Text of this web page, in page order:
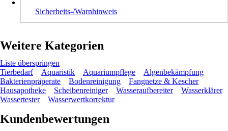
Sicherheits-/Warnhinweis
Weitere Kategorien
Liste überspringen
Tierbedarf
Aquaristik Aquariumpflege
Algenbekämpfung
Bakterienpräperate
Bodenreinigung
Fangnetze & Kescher
Hausapotheke
Scheibenreiniger Wasseraufbereiter
Wasserklärer
Wassertester
Wasserwertkorrektur
Kundenbewertungen